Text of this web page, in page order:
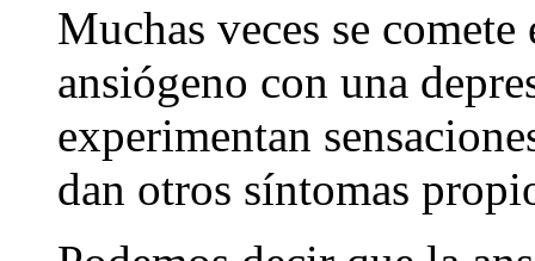
Muchas veces se
ansiógeno con una
experimentan
dan otros síntomas